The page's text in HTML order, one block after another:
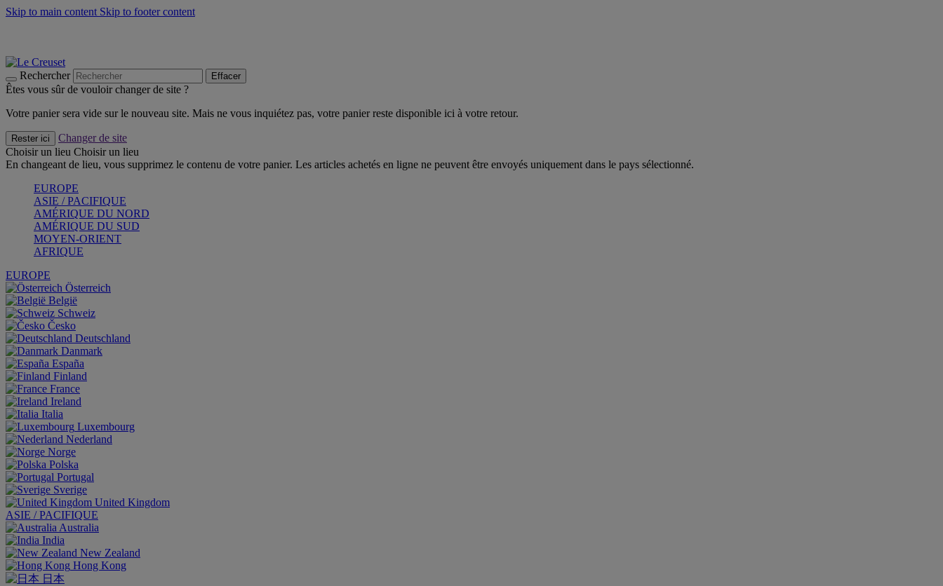
Skip to main content Skip to footer content
Rechercher Effacer
Êtes vous sûr de vouloir changer de site ?
Votre panier sera vide sur le nouveau site. Mais ne vous inquiétez pas, votre panier reste disponible ici à votre retour.
Rester ici
Changer de site
Choisir un lieu Choisir un lieu
En changeant de lieu, vous supprimez le contenu de votre panier. Les articles achetés en ligne ne peuvent être envoyés uniquement dans le pays sélectionné.
EUROPE
ASIE / PACIFIQUE
AMÉRIQUE DU NORD
AMÉRIQUE DU SUD
MOYEN-ORIENT
AFRIQUE
EUROPE
Österreich
België
Schweiz
Česko
Deutschland
Danmark
España
Finland
France
Ireland
Italia
Luxembourg
Nederland
Norge
Polska
Portugal
Sverige
United Kingdom
ASIE / PACIFIQUE
Australia
India
New Zealand
Hong Kong
日本